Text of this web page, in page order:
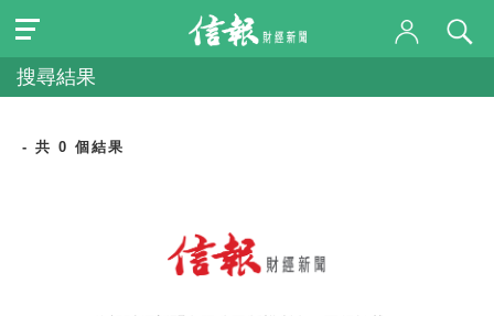
搜尋結果
- 共 0 個結果